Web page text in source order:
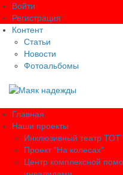
Войти
Регистрация
Контент
Статьи
Новости
Фотоальбомы
Главная
Наши проекты
Инклюзивный театр ТОТ
Проект "На колесах"
Центр комплексной